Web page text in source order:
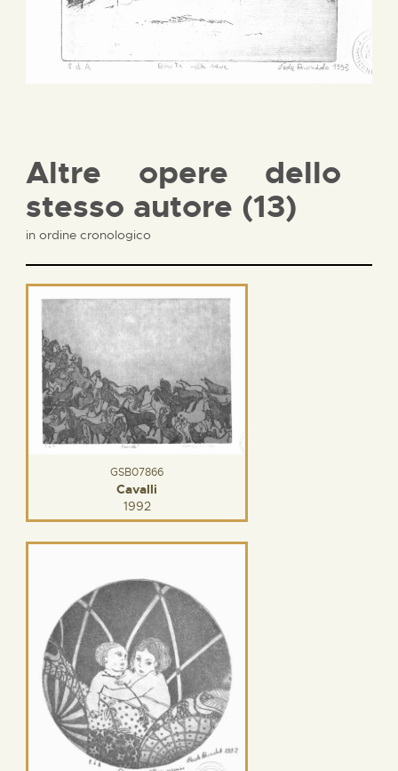
Altre opere dello
stesso autore (13)
in ordine cronologico
GSB07866
Cavalli
1992